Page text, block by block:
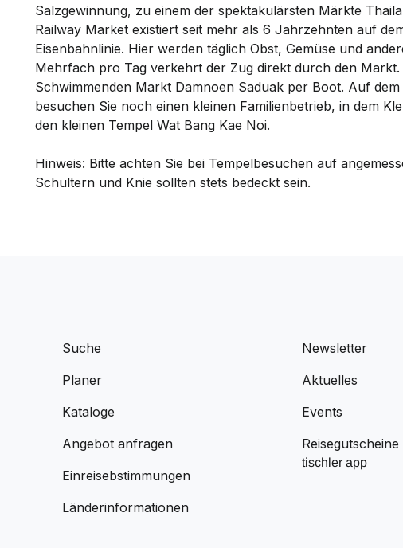
Salzgewinnung, zu einem der spektakulärsten Märkte
Railway Market existiert seit mehr als 6 Jahrzehnten auf
Eisenbahnlinie. Hier werden täglich Obst, Gemüse und
Mehrfach pro Tag verkehrt der Zug direkt durch den
Schwimmenden Markt Damnoen Saduak per Boot. Auf
besuchen Sie noch einen kleinen Familienbetrieb, in dem
den kleinen Tempel Wat Bang Kae Noi.
Hinweis: Bitte achten Sie bei Tempelbesuchen auf
Schultern und Knie sollten stets bedeckt sein.
Suche
Planer
Kataloge
Angebot anfragen
Einreisebstimmungen
Länderinformationen
Newsletter
Aktuelles
Events
Reisegutscheine
tischler app